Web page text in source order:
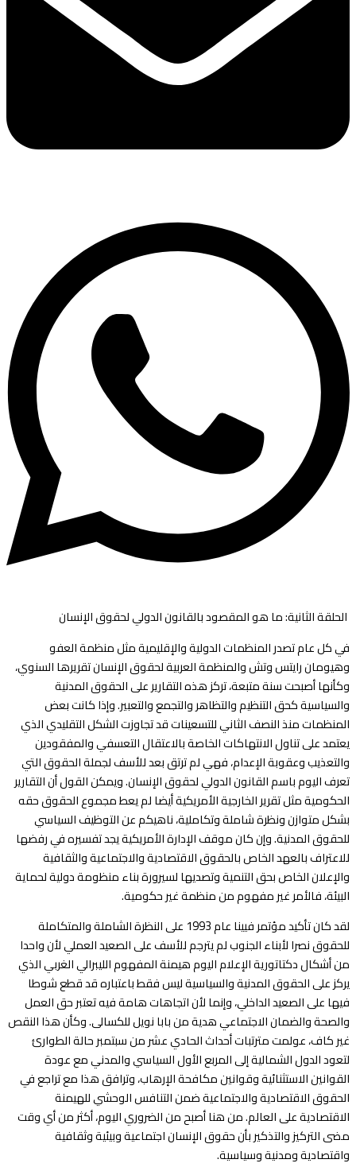
الحلقة الثانية: ما هو المقصود بالقانون الدولي لحقوق الإنسان
في كل عام تصدر المنظمات الدولية والإقليمية مثل منظمة العفو
وهيومان رايتس وتش والمنظمة العربية لحقوق الإنسان تقريرها السنوي،
وكأنها أصبحت سنة متبعة، تركز هذه التقارير على الحقوق المدنية
والسياسية كحق التنظيم والتظاهر والتجمع والتعبير. وإذا كانت بعض
المنظمات منذ النصف الثاني للتسعينات قد تجاوزت الشكل التقليدي الذي
يعتمد على تناول الانتهاكات الخاصة بالاعتقال التعسفي والمفقودين
والتعذيب وعقوبة الإعدام، فهي لم ترتق بعد للأسف لجملة الحقوق التي
تعرف اليوم باسم القانون الدولي لحقوق الإنسان. ويمكن القول أن التقارير
الحكومية مثل تقرير الخارجية الأمريكية أيضا لم يعط مجموع الحقوق حقه
بشكل متوازن ونظرة شاملة وتكاملية، ناهيكم عن التوظيف السياسي
للحقوق المدنية. وإن كان موقف الإدارة الأمريكية يجد تفسيره في رفضها
للاعتراف بالعهد الخاص بالحقوق الاقتصادية والاجتماعية والثقافية
والإعلان الخاص بحق التنمية وتصديها لسيرورة بناء منظومة دولية لحماية
البيئة، فالأمر غير مفهوم من منظمة غير حكومية.
لقد كان تأكيد مؤتمر فيينا عام 1993 على النظرة الشاملة والمتكاملة
للحقوق نصرا لأبناء الجنوب لم يترجم للأسف على الصعيد العملي لأن واحدا
من أشكال دكتاتورية الإعلام اليوم هيمنة المفهوم الليبرالي الغربي الذي
يركز على الحقوق المدنية والسياسية ليس فقط باعتباره قد قطع شوطا
فيها على الصعيد الداخلي، وإنما لأن اتجاهات هامة فيه تعتبر حق العمل
والصحة والضمان الاجتماعي هدية من بابا نويل للكسالى. وكأن هذا النقص
غير كاف، عولمت مترتبات أحداث الحادي عشر من سبتمبر حالة الطوارئ
لتعود الدول الشمالية إلى المربع الأول السياسي والمدني مع عودة
القوانين الاستثنائية وقوانين مكافحة الإرهاب، وترافق هذا مع تراجع في
الحقوق الاقتصادية والاجتماعية ضمن التنافس الوحشي للهيمنة
الاقتصادية على العالم. من هنا أصبح من الضروري اليوم، أكثر من أي وقت
مضى التركيز والتذكير بأن حقوق الإنسان اجتماعية وبيئية وثقافية
واقتصادية ومدنية وسياسية.